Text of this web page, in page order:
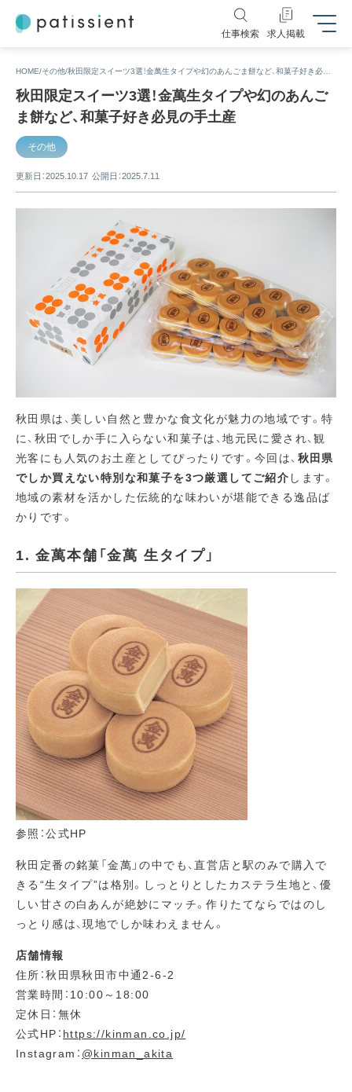
仕事検索 求人掲載
HOME その他
秋田限定スイーツ3選！金萬生タイプや幻のあんご
ま餅など、和菓子好き必見の手土産
その他
更新日：2025.10.17 公開日：2025.7.11
秋田県は、美しい自然と豊かな食文化が魅力の地域です。特
に、秋田でしか手に入らない和菓子は、地元民に愛され、観
光客にも人気のお土産としてぴったりです。今回は、 秋田県
でしか買えない特別な和菓子を3つ厳選してご紹介 します。
地域の素材を活かした伝統的な味わいが堪能できる逸品ば
かりです。
1. 金萬本舗「金萬 生タイプ」
参照：公式HP
秋田定番の銘菓「金萬」の中でも、直営店と駅のみで購入で
きる“生タイプ”は格別。しっとりとしたカステラ生地と、優
しい甘さの白あんが絶妙にマッチ。作りたてならではのし
っとり感は、現地でしか味わえません。
店舗情報
住所：秋田県秋田市中通2-6-2
営業時間：10:00～18:00
定休日：無休
公式HP： https://kinman.co.jp/
Instagram： @kinman_akita